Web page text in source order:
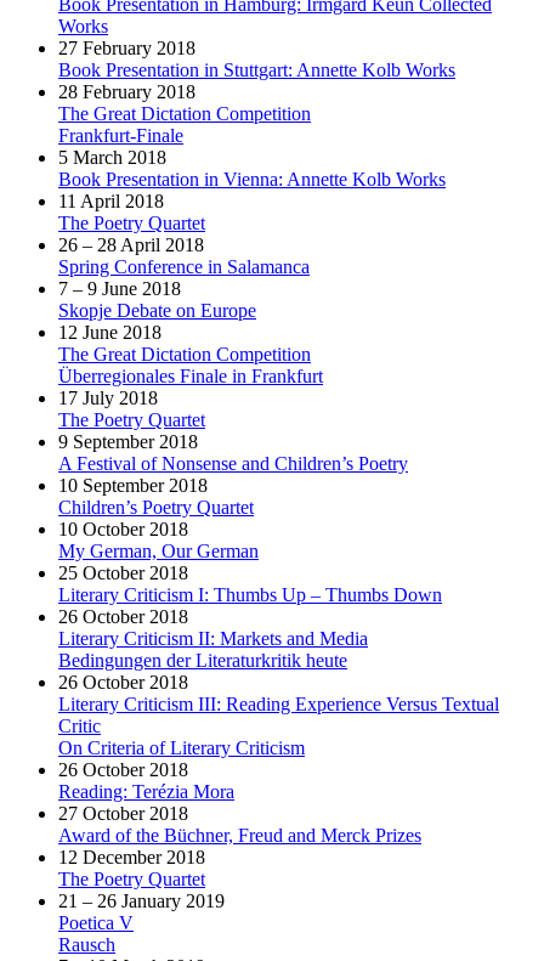
Works
27 February 2018
Book Presentation in Stuttgart: Annette Kolb Works
28 February 2018
The Great Dictation Competition
Frankfurt-Finale
5 March 2018
Book Presentation in Vienna: Annette Kolb Works
11 April 2018
The Poetry Quartet
26 – 28 April 2018
Spring Conference in Salamanca
7 – 9 June 2018
Skopje Debate on Europe
12 June 2018
The Great Dictation Competition
Überregionales Finale in Frankfurt
17 July 2018
The Poetry Quartet
9 September 2018
A Festival of Nonsense and Children’s Poetry
10 September 2018
Children’s Poetry Quartet
10 October 2018
My German, Our German
25 October 2018
Literary Criticism I: Thumbs Up – Thumbs Down
26 October 2018
Literary Criticism II: Markets and Media
Bedingungen der Literaturkritik heute
26 October 2018
Literary Criticism III: Reading Experience Versus Textual
Critic
On Criteria of Literary Criticism
26 October 2018
Reading: Terézia Mora
27 October 2018
Award of the Büchner, Freud and Merck Prizes
12 December 2018
The Poetry Quartet
21 – 26 January 2019
Poetica V
Rausch